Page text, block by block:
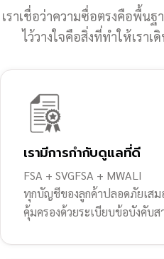
เราเชื่อว่าความซื่อตรงคือพื้นฐ
ไว้วางใจคือสิ่งที่ทำให้เรา
เรามีการกำกับดูแลที่ดี
FSA + SVGFSA + MWALI
ทุกบัญชีของลูกค้าปลอดภัยเสม
คุ้มครองด้วยระเบียบข้อบังคับส